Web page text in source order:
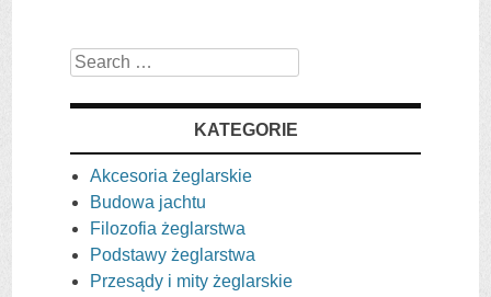
Search
KATEGORIE
Akcesoria żeglarskie
Budowa jachtu
Filozofia żeglarstwa
Podstawy żeglarstwa
Przesądy i mity żeglarskie